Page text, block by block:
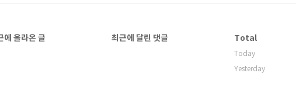
에 올라온 글 최근에 달린 댓글 Total
Today
Yesterday